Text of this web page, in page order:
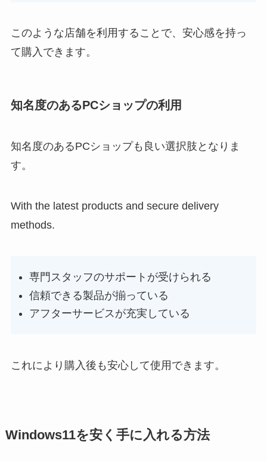
このような店舗を利用することで、安心感を持っ
て購入できます。
知名度のあるPCショップの利用
知名度のあるPCショップも良い選択肢となりま
す。
With the latest products and secure delivery
methods.
専門スタッフのサポートが受けられる
信頼できる製品が揃っている
アフターサービスが充実している
これにより購入後も安心して使用できます。
Windows11を安く手に入れる方法